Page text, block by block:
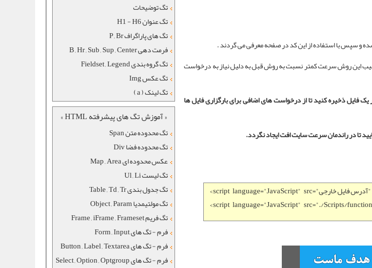
و سپس با استفاده از این کد در صفحه معرفی می گردند .
این روش سرعت کمتر نسبت به روش قبل به دلیل نیاز به درخواست
ذخیره کنید تا از درخواست های اضافی برای بارگزاری فایل ها
تا در راندمان سرعت سایت افت ایجاد نگردد.
<script language="JavaScript" src= /
<script language="JavaScript" src="./Scripts/
تگ توضیحات
تگ عنوان H1 - H6
تگ های پاراگراف P , Br
فرمت دهی B , Hr , Sub , Sup , Center
تگ گروه بندی Fieldset , Legend
تگ عکس Img
تگ لینک ( a )
« آموزش تگ های پیشرفته HTML »
تگ محدوده متن Span
تگ محدوده فضا Div
عکس محدوده ای Map , Area
تگ لیست Ul , Li
تگ جدول بندی Table , Td , Tr
تگ مولتیمدیا Object , Param
تگ فریم Frame , iFrame , Frameset
فرم - تگ های Form , Input
فرم - تگ های Button , Label , Textarea
فرم - تگ های Select , Option , Optgroup